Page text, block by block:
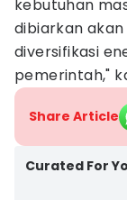
kebutuhan
dibiarkan
diversifikasi
pemerintah,"
Share Article
Curated For